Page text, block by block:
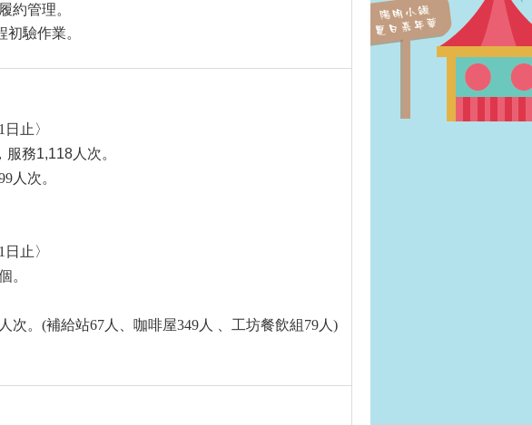
約管理。
驗作業。
止〉
務1,118人次。
人次。
日止〉
。
次。 (補給站67人、咖啡屋349人 、工坊餐飲組79人)